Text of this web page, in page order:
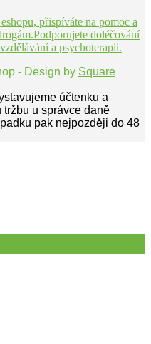
přispíváte na pomoc a
doléčování
a psychoterapii.
- Design by Square
účtenku a
u správce daně
pak nejpozději do 48